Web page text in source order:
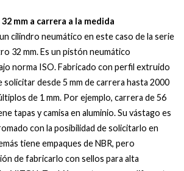
mm a carrera a la medida
cilindro neumático en este caso de la serie
32 mm. Es un pistón neumático
norma ISO. Fabricado con perfil extruido
solicitar desde 5 mm de carrera hasta 2000
de 1 mm. Por ejemplo, carrera de 56
tapas y camisa en aluminio. Su vástago es
con la posibilidad de solicitarlo en
tiene empaques de NBR, pero
de fabricarlo con sellos para alta